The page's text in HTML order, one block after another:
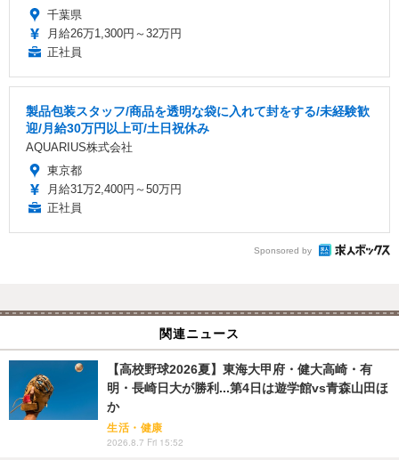
千葉県
月給26万1,300円～32万円
正社員
製品包装スタッフ/商品を透明な袋に入れて封をする/未経験歓
迎/月給30万円以上可/土日祝休み
AQUARIUS株式会社
東京都
月給31万2,400円～50万円
正社員
Sponsored by
関連ニュース
【高校野球2026夏】東海大甲府・健大高崎・有
明・長崎日大が勝利...第4日は遊学館vs青森山田ほ
か
生活・健康
2026.8.7 Fri 15:52